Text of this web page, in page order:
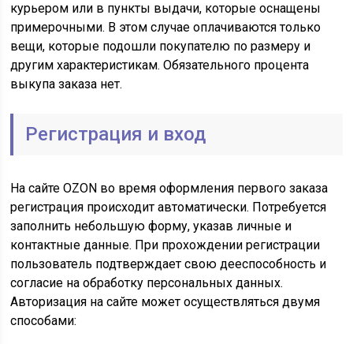
курьером или в пункты выдачи, которые оснащены
примерочными. В этом случае оплачиваются только
вещи, которые подошли покупателю по размеру и
другим характеристикам. Обязательного процента
выкупа заказа нет.
Регистрация и вход
На сайте OZON во время оформления первого заказа
регистрация происходит автоматически. Потребуется
заполнить небольшую форму, указав личные и
контактные данные. При прохождении регистрации
пользователь подтверждает свою дееспособность и
согласие на обработку персональных данных.
Авторизация на сайте может осуществляться двумя
способами: